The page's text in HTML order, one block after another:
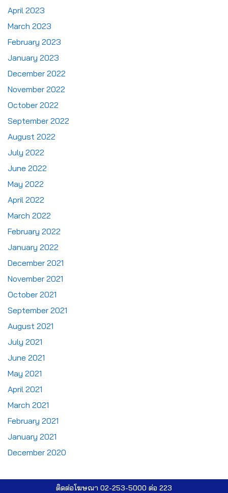
April 2023
March 2023
February 2023
January 2023
December 2022
November 2022
October 2022
September 2022
August 2022
July 2022
June 2022
May 2022
April 2022
March 2022
February 2022
January 2022
December 2021
November 2021
October 2021
September 2021
August 2021
July 2021
June 2021
May 2021
April 2021
March 2021
February 2021
January 2021
December 2020
ติดต่อโฆษณา 02-253-5000​ ต่อ 223